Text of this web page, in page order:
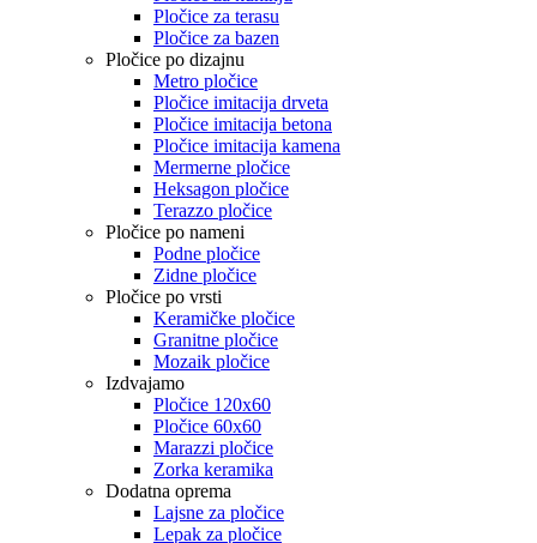
Pločice za terasu
Pločice za bazen
Pločice po dizajnu
Metro pločice
Pločice imitacija drveta
Pločice imitacija betona
Pločice imitacija kamena
Mermerne pločice
Heksagon pločice
Terazzo pločice
Pločice po nameni
Podne pločice
Zidne pločice
Pločice po vrsti
Keramičke pločice
Granitne pločice
Mozaik pločice
Izdvajamo
Pločice 120x60
Pločice 60x60
Marazzi pločice
Zorka keramika
Dodatna oprema
Lajsne za pločice
Lepak za pločice